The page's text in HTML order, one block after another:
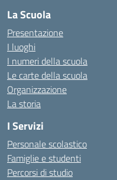
La Scuola
Presentazione
I luoghi
I numeri della scuola
Le carte della scuola
Organizzazione
La storia
I Servizi
Personale scolastico
Famiglie e studenti
Percorsi di studio